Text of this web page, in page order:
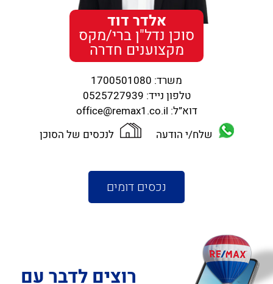
אלדר דוד
סוכן נדל"ן ברי/מקס
מקצוענים חדרה
משרד: 1700501080
טלפון נייד: 0525727939
דוא”ל: office@remax1.co.il
שלח/י הודעה
לנכסים של הסוכן
נכסים דומים
רוצים לדבר עם